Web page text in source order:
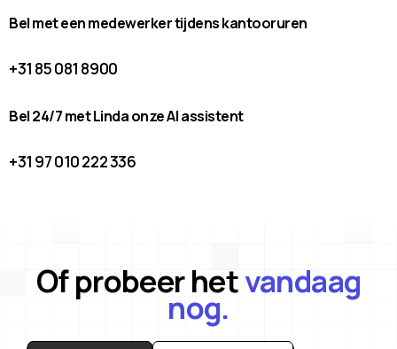
Bel met een medewerker tijdens kantooruren
+31 85 081 8900
Bel 24/7 met Linda onze AI assistent
+31 97 010 222 336
Of probeer hetvandaag
nog.